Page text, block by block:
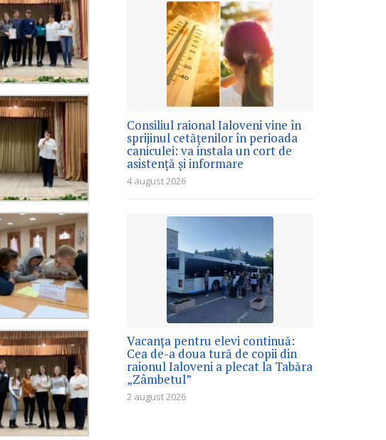
Consiliul raional Ialoveni vine în
sprijinul cetățenilor în perioada
caniculei: va instala un cort de
asistență și informare
4 august 2026
Vacanța pentru elevi continuă:
Cea de-a doua tură de copii din
raionul Ialoveni a plecat la Tabăra
„Zâmbetul”
2 august 2026